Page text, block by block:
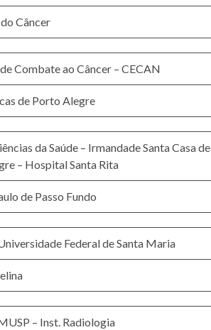
Câncer
Combate ao Câncer – CECAN
de Porto Alegre
da Saúde – Irmandade Santa Casa de
– Hospital Santa Rita
de Passo Fundo
Federal de Santa Maria
– Inst. Radiologia